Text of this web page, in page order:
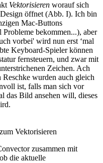
Vektorisieren worauf sich
öffnet (Abb. I). Ich bin
Mac-Buttons
bekommen...), aber
vorbei' wird nun erst ‘mal
Keyboard-Spieler können
fernsteuern, und zwar mit
Zeichen. Ach
wurden auch gleich
ist, falls man sich vor
das Bild ansehen will, dieses
Vektorisieren
zusammen mit
die aktuelle